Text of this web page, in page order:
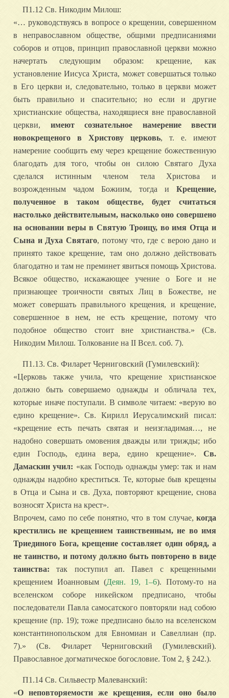
П1.12 Св. Никодим Милош:
«… руководствуясь в вопросе о крещении, совершенном
в неправославном обществе, общими предписаниями
соборов и отцов, принцип православной церкви можно
начертать следующим образом: крещение, как
установление Иисуса Христа, может совершаться только
в Его церкви и, следовательно, только в церкви может
быть правильно и спасительно; но если и другие
христианские общества, находящиеся вне православной
церкви, имеют сознательное намерение ввести
новокрещеного в Христову церковь, т. е. имеют
намерение сообщить ему через крещение божественную
благодать для того, чтобы он силою Святаго Духа
сделался истинным членом тела Христова и
возрожденным чадом Божиим, тогда и Крещение,
полученное в таком обществе, будет считаться
настолько действительным, насколько оно совершено
на основании веры в Святую Троицу, во имя Отца и
Сына и Духа Святаго, потому что, где с верою дано и
принято такое крещение, там оно должно действовать
благодатно и там не преминет явиться помощь Христова.
Всякое общество, искажающее учение о Боге и не
признающее троичности святых Лиц в Божестве, не
может совершать правильного крещения, и крещение,
совершенное в нем, не есть крещение, потому что
подобное общество стоит вне христианства.» (Св.
Никодим Милош. Толкование на II Всел. соб. 7).
П1.13. Св. Филарет Черниговский (Гумилевский):
«Церковь также учила, что крещение христианское
должно быть совершаемо однажды и обличала тех,
которые иначе поступали. В символе читаем: «верую во
едино крещение». Св. Кирилл Иерусалимский писал:
«крещение есть печать святая и неизгладимая…, не
надобно совершать омовения дважды или трижды; ибо
един Господь, едина вера, едино крещение». Св.
Дамаскин учил: «как Господь однажды умер: так и нам
однажды надобно креститься. Те, которые быв крещены
в Отца и Сына и св. Духа, повторяют крещение, снова
возносят Христа на крест».
Впрочем, само по себе понятно, что в том случае, когда
крестились не крещением таинственным, не во имя
Триединого Бога, крещение составляет один обряд, а
не таинство, и потому должно быть повторено в виде
таинства: так поступил ап. Павел с крещенными
крещением Иоанновым (Деян. 19, 1–6). Потому-то на
вселенском соборе никейском предписано, чтобы
последователи Павла самосатского повторяли над собою
крещение (пр. 19); тоже предписано было на вселенском
константинопольском для Евномиан и Савеллиан (пр.
7).» (Св. Филарет Черниговский (Гумилевский).
Православное догматическое богословие. Том 2, § 242.).
П1.14 Св. Сильвестр Малеванский:
«О неповторяемости же крещения, если оно было